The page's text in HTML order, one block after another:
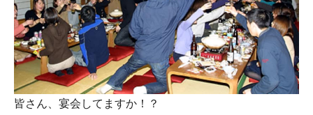
皆さん、宴会してますか！？